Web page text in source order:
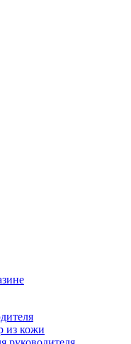
из кожи